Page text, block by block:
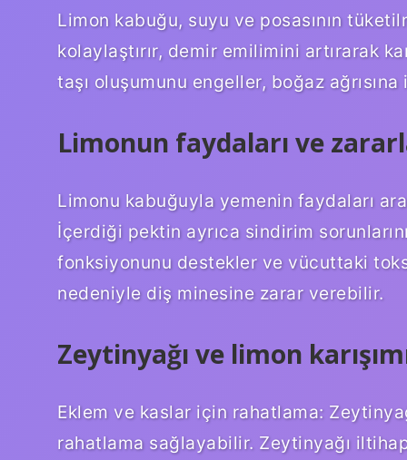
Limon kabuğu, suyu ve posasının
kolaylaştırır, demir emilimini artırarak
taşı oluşumunu engeller, boğaz
Limonun faydaları ve
Limonu kabuğuyla yemenin faydaları
İçerdiği pektin ayrıca sindirim
fonksiyonunu destekler ve vücuttaki
nedeniyle diş minesine zarar verebilir.
Zeytinyağı ve limon
Eklem ve kaslar için rahatlama:
rahatlama sağlayabilir. Zeytinyağı